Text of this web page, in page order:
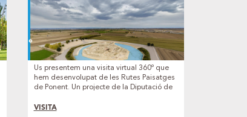
Us presentem una visita virtual 360º que
hem desenvolupat de les Rutes Paisatges
de Ponent. Un projecte de la Diputació de
rellevant d'aquestes rutes: Castells, Pedra
VISITA